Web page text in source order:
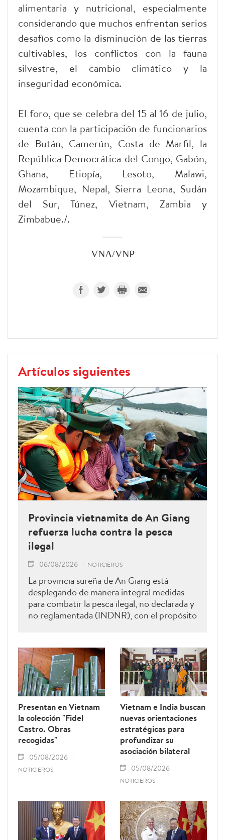
alimentaria y nutricional, especialmente
considerando que muchos enfrentan serios
desafíos como la disminución de las tierras
cultivables, los conflictos con la fauna
silvestre, el cambio climático y la
inseguridad económica.
El foro, que se celebra del 15 al 16 de julio,
cuenta con la participación de funcionarios
de Bután, Camerún, Costa de Marfil, la
República Democrática del Congo, Gabón,
Ghana, Etiopía, Lesoto, Malawi,
Mozambique, Nepal, Sierra Leona, Sudán
del Sur, Túnez, Vietnam, Zambia y
Zimbabue./.
VNA/VNP
Artículos siguientes
Provincia vietnamita de An Giang
refuerza lucha contra la pesca
ilegal
06/08/2026 NOTICIEROS
La provincia sureña de An Giang está
desplegando de manera integral medidas
para combatir la pesca ilegal, no declarada y
no reglamentada (INDNR), con el propósito
advertencia de la “tarjeta amarilla” impuesta
por la Comisión Europea y reforzar el
prestigio del sector pesquero vietnamita.
Presentan en Vietnam
la colección "Fidel
Castro. Obras
recogidas"
05/08/2026
NOTICIEROS
Vietnam e India buscan
nuevas orientaciones
estratégicas para
profundizar su
asociación bilateral
05/08/2026
NOTICIEROS